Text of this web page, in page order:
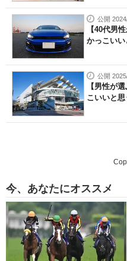
公開
【40代男
かっこい
公開
【男性が
こいいと
今、あなたにオススメ